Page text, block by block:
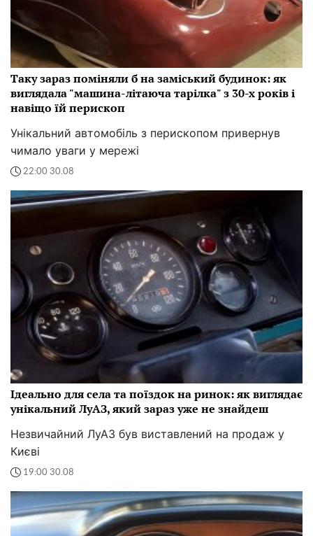
Таку зараз поміняли б на заміський будинок: як
виглядала "машина-літаюча тарілка" з 30-х років і
навіщо їй перископ
Унікальний автомобіль з перископом привернув
чимало уваги у мережі
22:00 30.08
Ідеально для села та поїздок на ринок: як виглядає
унікальний ЛуАЗ, який зараз уже не знайдеш
Незвичайний ЛуАЗ був виставлений на продаж у
Києві
19:00 30.08